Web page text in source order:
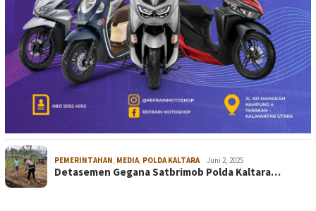
PEMERINTAHAN MEDIA POLDA KALTARA Juni 2, 2025
Detasemen Gegana Satbrimob Polda Kaltara…